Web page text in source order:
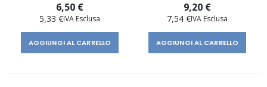
6,50 €
5,33 €
AGGIUNGI AL CARRELLO
9,20 €
7,54 €
AGGIUNGI AL CARRELLO